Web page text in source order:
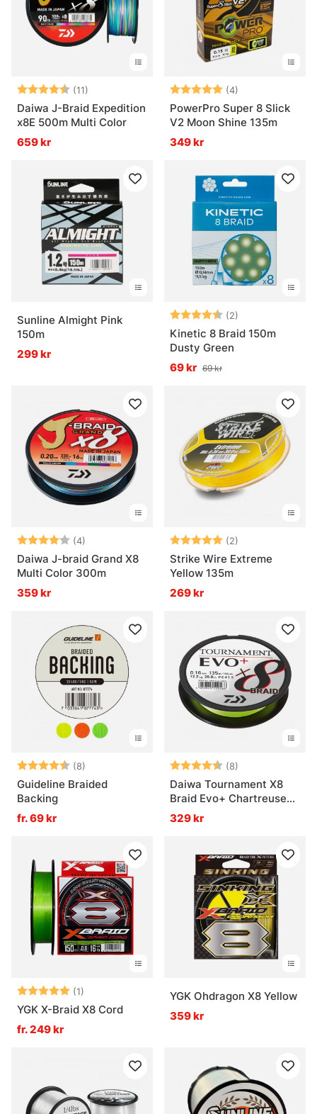
Betyg: (11)
4.5 utav 5 stjärnor
Daiwa J-Braid Expedition
x8E 500m Multi Color
659 kr
Betyg: (4)
PowerPro Super 8 Slick
V2 Moon Shine 135m
349 kr
Sunline Almight Pink
150m
299 kr
Betyg: (2)
Kinetic 8 Braid 150m
Dusty Green
69 kr 69 kr
Betyg: (4)
4.0 utav 5 stjärnor
Daiwa J-braid Grand X8
Multi Color 300m
359 kr
Betyg: (2)
Strike Wire Extreme
Yellow 135m
269 kr
Betyg: (8)
4.5 utav 5 stjärnor
Guideline Braided
Backing
fr. 69 kr
Betyg: (8)
Daiwa Tournament X8
Braid Evo+ Chartreuse
135m
329 kr
Betyg: (1)
5.0 utav 5 stjärnor
YGK X-Braid X8 Cord
fr. 249 kr
YGK Ohdragon X8 Yellow
359 kr